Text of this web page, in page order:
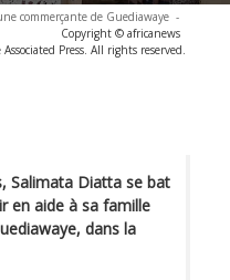
commerçante de Guediawaye -
Copyright © africanews
Press. All rights reserved.
Salimata Diatta se bat
en aide à sa famille
dans la